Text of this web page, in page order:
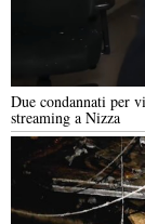
Due condannati per
streaming a Nizza